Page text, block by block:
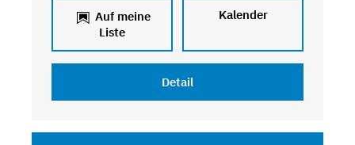
Auf meine
Liste
Kalender
Detail